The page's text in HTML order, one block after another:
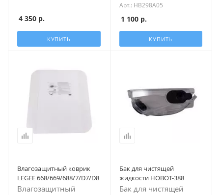
4 350 р.
КУПИТЬ
Арт.: HB298A05
1 100р.
КУПИТЬ
Влагозащитный коврик
LEGEE 668/669/688/7/D7/D8
Влагозащитный
Бак для чистящей
жидкости HOBOT-388
Бак для чистящей